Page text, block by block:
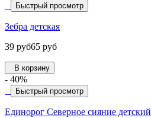
Быстрый просмотр
Зебра детская
39 руб65 руб
В корзину
- 40%
Быстрый просмотр
Единорог Северное сияние детский